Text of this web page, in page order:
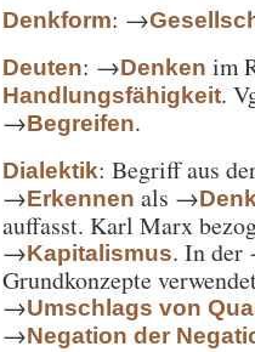
Denkform: →
Deuten: →Denken im
Handlungsfähigkeit.
→Begreifen.
Dialektik: Begriff aus
→Erkennen als →
auffasst. Karl Marx
→Kapitalismus. In
Grundkonzepte
→Umschlags von
→Negation der